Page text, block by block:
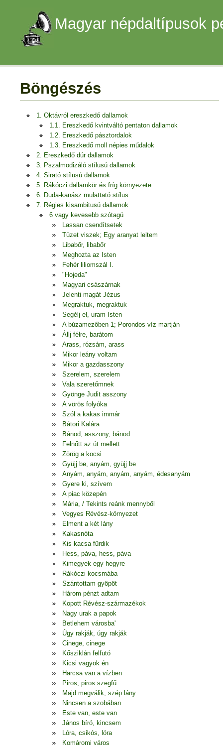
Magyar népdaltípusok
Böngészés
1. Oktávról ereszkedő dallamok
1.1. Ereszkedő kvintváltó pentaton dallamok
1.2. Ereszkedő pásztordalok
1.3. Ereszkedő moll népies műdalok
2. Ereszkedő dúr dallamok
3. Pszalmodizáló stílusú dallamok
4. Sirató stílusú dallamok
5. Rákóczi dallamkör és fríg környezete
6. Duda-kanász mulattató stílus
7. Régies kisambitusú dallamok
6 vagy kevesebb szótagú
Lassan csendítsetek
Tüzet viszek; Egy aranyat leltem
Libabőr, libabőr
Meghozta az Isten
Fehér liliomszál I.
"Hojeda"
Magyari császárnak
Jelenti magát Jézus
Megraktuk, megraktuk
Segélj el, uram Isten
A búzamezőben 1; Porondos víz martján
Állj félre, barátom
Arass, rózsám, arass
Mikor leány voltam
Mikor a gazdasszony
Szerelem, szerelem
Vala szeretőmnek
Gyönge Judit asszony
A vörös folyóka
Szól a kakas immár
Bátori Kalára
Bánod, asszony, bánod
Felnőtt az út mellett
Zörög a kocsi
Gyüjj be, anyám, gyüjj be
Anyám, anyám, anyám, anyám, édesanyám
Gyere ki, szívem
A piac közepén
Mária, / Tekints reánk mennyből
Vegyes Révész-környezet
Elment a két lány
Kakasnóta
Kis kacsa fürdik
Hess, páva, hess, páva
Kimegyek egy hegyre
Rákóczi kocsmába
Szántottam gyöpöt
Három pénzt adtam
Kopott Révész-származékok
Nagy urak a papok
Betlehem városba'
Úgy rakják, úgy rakják
Cinege, cinege
Kősziklán felfutó
Kicsi vagyok én
Harcsa van a vízben
Piros, piros szegfű
Majd megválik, szép lány
Nincsen a szobában
Este van, este van
János bíró, kincsem
Lóra, csikós, lóra
Komáromi város